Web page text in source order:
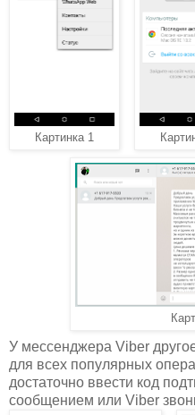
Картинка 1
У мессенджера Viber
для всех популярных
достаточно ввести код
сообщением или Viber